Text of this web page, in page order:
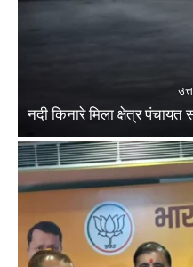
नदी किनारे मिला क्षेत्र